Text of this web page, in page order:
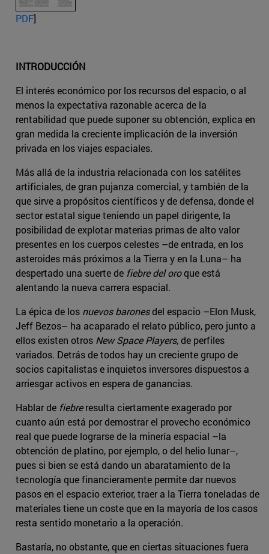
PDF]
INTRODUCCIÓN
El interés económico por los recursos del espacio, o al
menos la expectativa razonable acerca de la
rentabilidad que puede suponer su obtención, explica en
gran medida la creciente implicación de la inversión
privada en los viajes espaciales.
Más allá de la industria relacionada con los satélites
artificiales, de gran pujanza comercial, y también de la
que sirve a propósitos científicos y de defensa, donde el
sector estatal sigue teniendo un papel dirigente, la
posibilidad de explotar materias primas de alto valor
presentes en los cuerpos celestes –de entrada, en los
asteroides más próximos a la Tierra y en la Luna– ha
despertado una suerte de fiebre del oroque está
alentando la nueva carrera espacial.
La épica de los nuevos baronesdel espacio –Elon Musk,
Jeff Bezos– ha acaparado el relato público, pero junto a
ellos existen otros New Space Players, de perfiles
variados. Detrás de todos hay un creciente grupo de
socios capitalistas e inquietos inversores dispuestos a
arriesgar activos en espera de ganancias.
Hablar de fiebreresulta ciertamente exagerado por
cuanto aún está por demostrar el provecho económico
real que puede lograrse de la minería espacial –la
obtención de platino, por ejemplo, o del helio lunar–,
pues si bien se está dando un abaratamiento de la
tecnología que financieramente permite dar nuevos
pasos en el espacio exterior, traer a la Tierra toneladas de
materiales tiene un coste que en la mayoría de los casos
resta sentido monetario a la operación.
Bastaría, no obstante, que en ciertas situaciones fuera